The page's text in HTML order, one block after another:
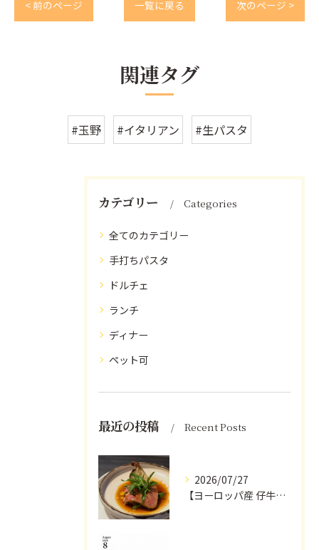
< 前のページ 一覧に戻る 次のページ >
関連タグ
#玉野 #イタリアン #生パスタ
カテゴリー Categories
全てのカテゴリー
手打ちパスタ
ドルチェ
ランチ
ディナー
ペット可
最近の投稿 Recent Posts
2026/07/27
【ヨーロッパ産 仔牛のタンとフォンドヴォー】